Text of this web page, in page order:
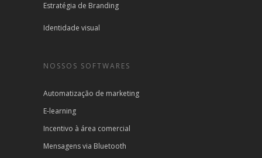
Estratégia de Branding
Identidade visual
NOSSOS SOFTWARES
Automatização de marketing
E-learning
Incentivo à área comercial
Mensagens via Bluetooth